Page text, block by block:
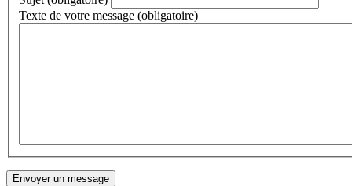
Texte de votre message (obligatoire)